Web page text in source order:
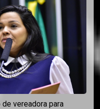
vereadora para